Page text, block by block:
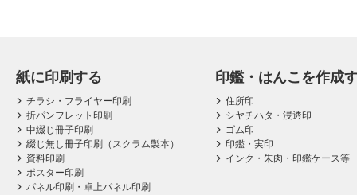
紙に印刷する
チラシ・フライヤー印刷
折パンフレット印刷
中綴じ冊子印刷
綴じ無し冊子印刷（スクラム製本）
資料印刷
ポスター印刷
パネル印刷・卓上パネル印刷
印鑑・はんこを作成
住所印
シヤチハタ・浸透印
ゴム印
印鑑・実印
インク・朱肉・印鑑ケース等